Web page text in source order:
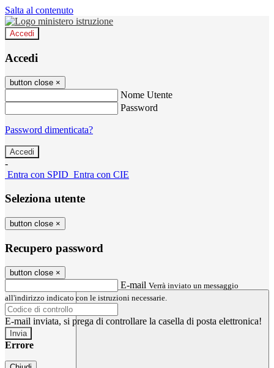
Salta al contenuto
Accedi
Accedi
button close ×
Nome Utente
Password
Password dimenticata?
-
Entra con SPID Entra con CIE
Seleziona utente
button close ×
Recupero password
button close ×
E-mail Verrà inviato un messaggio
all'indirizzo indicato con le istruzioni necessarie.
E-mail inviata, si prega di controllare la casella di posta elettronica!
Errore